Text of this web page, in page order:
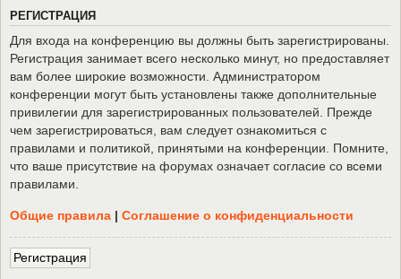
РЕГИСТРАЦИЯ
Для входа на конференцию вы должны быть зарегистрированы.
Регистрация занимает всего несколько минут, но предоставляет
вам более широкие возможности. Администратором
конференции могут быть установлены также дополнительные
привилегии для зарегистрированных пользователей. Прежде
чем зарегистрироваться, вам следует ознакомиться с
правилами и политикой, принятыми на конференции. Помните,
что ваше присутствие на форумах означает согласие со всеми
правилами.
Общие правила | Соглашение о конфиденциальности
Регистрация